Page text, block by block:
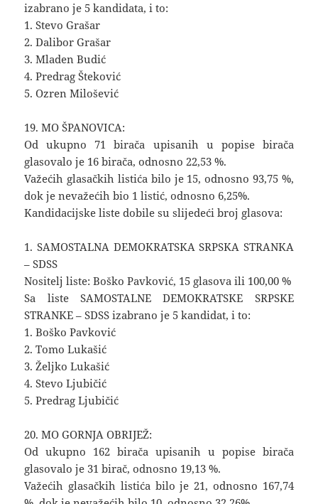
izabrano je 5 kandidata, i to:
1. Stevo Grašar
2. Dalibor Grašar
3. Mladen Budić
4. Predrag Šteković
5. Ozren Milošević
19. MO ŠPANOVICA:
Od ukupno 71 birača upisanih u popise birača
glasovalo je 16 birača, odnosno 22,53 %.
Važećih glasačkih listića bilo je 15, odnosno 93,75 %,
dok je nevažećih bio 1 listić, odnosno 6,25%.
Kandidacijske liste dobile su slijedeći broj glasova:
1. SAMOSTALNA DEMOKRATSKA SRPSKA STRANKA
– SDSS
Nositelj liste: Boško Pavković, 15 glasova ili 100,00 %
Sa liste SAMOSTALNE DEMOKRATSKE SRPSKE
STRANKE – SDSS izabrano je 5 kandidat, i to:
1. Boško Pavković
2. Tomo Lukašić
3. Željko Lukašić
4. Stevo Ljubičić
5. Predrag Ljubičić
20. MO GORNJA OBRIJEŽ:
Od ukupno 162 birača upisanih u popise birača
glasovalo je 31 birač, odnosno 19,13 %.
Važećih glasačkih listića bilo je 21, odnosno 167,74